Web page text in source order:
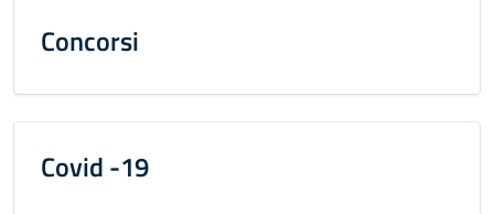
Concorsi
Covid -19